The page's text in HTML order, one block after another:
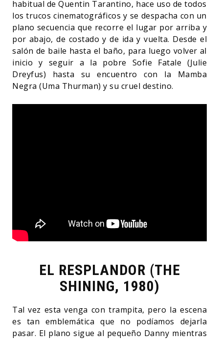
habitual de Quentin Tarantino, hace uso de todos
los trucos cinematográficos y se despacha con un
plano secuencia que recorre el lugar por arriba y
por abajo, de costado y de ida y vuelta. Desde el
salón de baile hasta el baño, para luego volver al
inicio y seguir a la pobre Sofie Fatale (Julie
Dreyfus) hasta su encuentro con la Mamba
Negra (Uma Thurman) y su cruel destino.
EL RESPLANDOR (THE
SHINING, 1980)
Tal vez esta venga con trampita, pero la escena
es tan emblemática que no podíamos dejarla
pasar. El plano sigue al pequeño Danny mientras